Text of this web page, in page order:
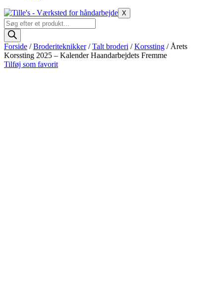
X
Products
search
Forside /Broderiteknikker/Talt broderi /Korssting / Årets
Korssting 2025 – Kalender Haandarbejdets Fremme
Tilføj som favorit